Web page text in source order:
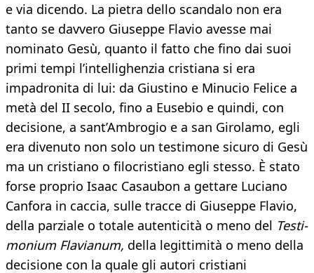
e via dicendo. La pietra dello scandalo non era
tanto se davvero Giuseppe Flavio avesse mai
nominato Gesù, quanto il fatto che fino dai suoi
primi tempi l’intellighenzia cristiana si era
impadronita di lui: da Giustino e Minucio Felice a
metà del II secolo, fino a Eusebio e quindi, con
decisione, a sant’Ambrogio e a san Girolamo, egli
era divenuto non solo un testimone sicuro di Gesù
ma un cristiano o filocristiano egli stesso. È stato
forse proprio Isaac Casaubon a gettare Luciano
Canfora in caccia, sulle tracce di Giuseppe Flavio,
della parziale o totale autenticità o meno del Testi-
monium Flavianum, della legittimità o meno della
decisione con la quale gli autori cristiani